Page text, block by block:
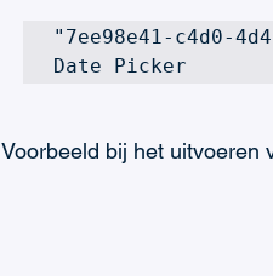
"7ee98e41-c4d0-
Date Picker
Voorbeeld bij het uitvoeren